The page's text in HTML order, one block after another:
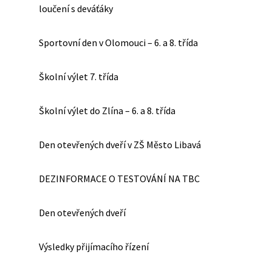
loučení s deváťáky
Sportovní den v Olomouci – 6. a 8. třída
Školní výlet 7. třída
Školní výlet do Zlína – 6. a 8. třída
Den otevřených dveří v ZŠ Město Libavá
DEZINFORMACE O TESTOVÁNÍ NA TBC
Den otevřených dveří
Výsledky přijímacího řízení